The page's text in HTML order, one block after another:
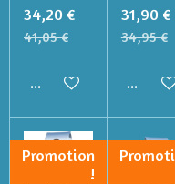
34,20 €
41,05 €
Ajouter au panier
31,90 €
34,95 €
Promotion
!